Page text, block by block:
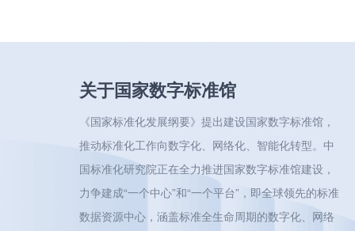
关于国家数字标准馆
《国家标准化发展纲要》提出建设国家数字标准馆，
推动标准化工作向数字化、网络化、智能化转型。中
国标准化研究院正在全力推进国家数字标准馆建设，
力争建成“一个中心”和“一个平台”，即全球领先的标准
数据资源中心，涵盖标准全生命周期的数字化、网络